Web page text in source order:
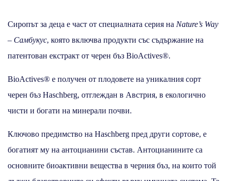
Сиропът за деца е част от специалната серия на Nature’s Way
– Самбукус, която включва продукти със съдържание на
патентован екстракт от черен бъз BioActives®.
BioActives® е получен от плодовете на уникалния сорт
черен бъз Haschberg, отглеждан в Австрия, в екологично
чисти и богати на минерали почви.
Ключово предимство на Haschberg пред други сортове, е
богатият му на антоцианини състав. Антоцианините са
основните биоактивни вещества в черния бъз, на които той